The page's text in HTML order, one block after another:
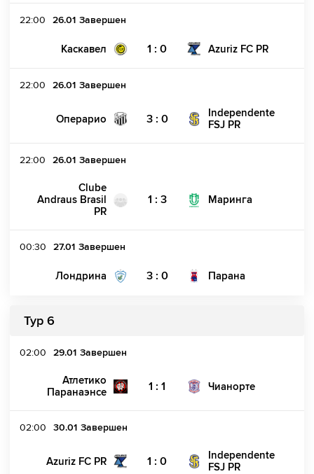
22:00 26.01 Завершен
Каскавел 1 : 0 Azuriz FC PR
22:00 26.01 Завершен
Операрио 3 : 0
Independente
FSJ PR
22:00 26.01 Завершен
Clube
Andraus Brasil
PR
1 : 3 Маринга
00:30 27.01 Завершен
Лондрина 3 : 0 Парана
Тур 6
02:00 29.01 Завершен
Атлетико
Паранаэнсе
1 : 1 Чианорте
02:00 30.01 Завершен
Azuriz FC PR 1 : 0
Independente
FSJ PR